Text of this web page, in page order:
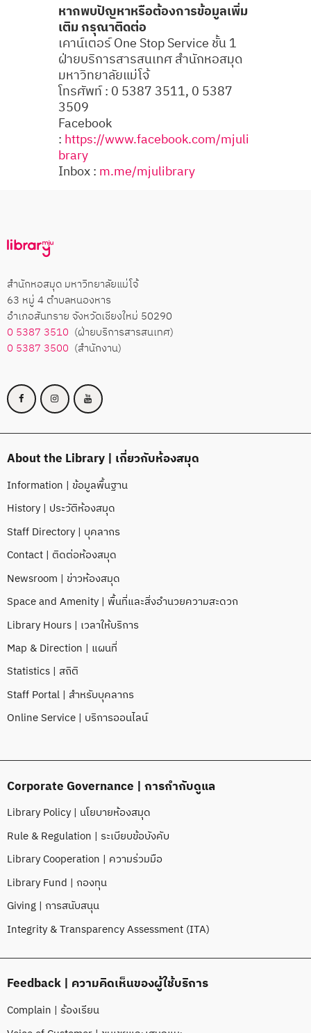
หากพบปัญหาหรือต้องการข้อมูลเพิ่ม
เติม กรุณาติดต่อ
เคาน์เตอร์ One Stop Service ชั้น 1
ฝ่ายบริการสารสนเทศ สำนักหอสมุด
มหาวิทยาลัยแม่โจ้
โทรศัพท์ : 0 5387 3511, 0 5387
3509
Facebook
: https://www.facebook.com/mjuli
brary
Inbox : m.me/mjulibrary
สำนักหอสมุด มหาวิทยาลัยแม่โจ้
63 หมู่ 4 ตำบลหนองหาร
อำเภอสันทราย จังหวัดเชียงใหม่ 50290
0 5387 3510 (ฝ่ายบริการสารสนเทศ)
0 5387 3500 (สำนักงาน)
About the Library | เกี่ยวกับห้องสมุด
Information | ข้อมูลพื้นฐาน
History | ประวัติห้องสมุด
Staff Directory | บุคลากร
Contact | ติดต่อห้องสมุด
Newsroom | ข่าวห้องสมุด
Space and Amenity | พื้นที่และสิ่งอำนวยความสะดวก
Library Hours | เวลาให้บริการ
Map & Direction | แผนที่
Statistics | สถิติ
Staff Portal | สำหรับบุคลากร
Online Service | บริการออนไลน์
Corporate Governance | การกำกับดูแล
Library Policy | นโยบายห้องสมุด
Rule & Regulation | ระเบียบข้อบังคับ
Library Cooperation | ความร่วมมือ
Library Fund | กองทุน
Giving | การสนับสนุน
Integrity & Transparency Assessment (ITA)
Feedback | ความคิดเห็นของผู้ใช้บริการ
Complain | ร้องเรียน